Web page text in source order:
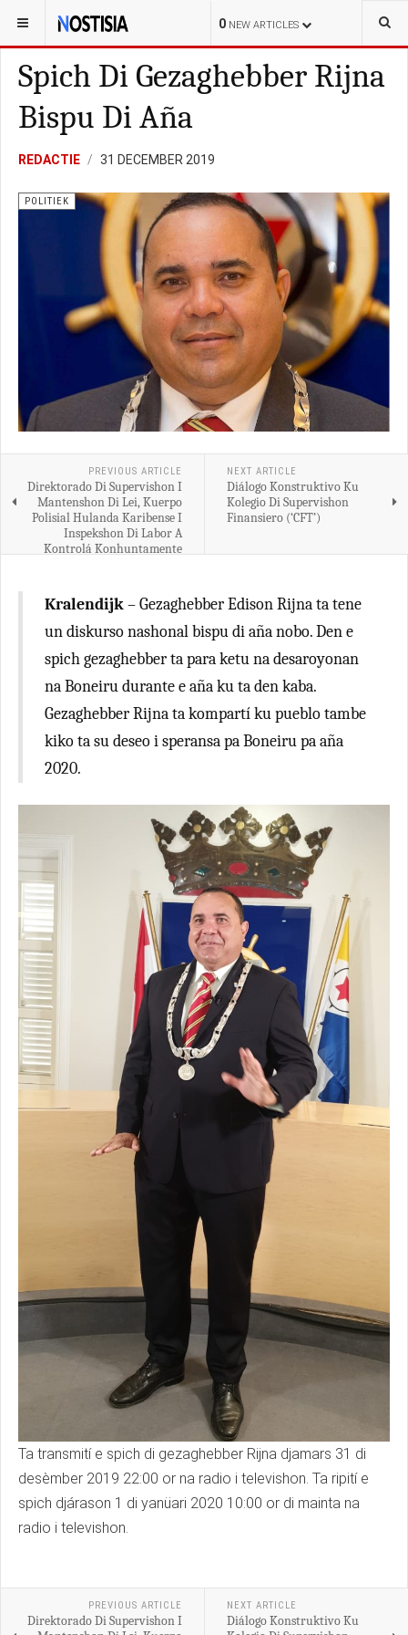
0 NEW ARTICLES
YOU ARE HERE: BONAIRE POLITIEK
Spich Di Gezaghebber Rijna
Bispu Di Aña
REDACTIE 31 DECEMBER 2019
POLITIEK
PREVIOUS ARTICLE
Direktorado Di Supervishon I
Mantenshon Di Lei, Kuerpo
Polisial Hulanda Karibense I
Inspekshon Di Labor A
Kontrolá Konhuntamente
NEXT ARTICLE
Diálogo Konstruktivo Ku
Kolegio Di Supervishon
Finansiero (‘CFT’)
Kralendijk– Gezaghebber Edison Rijna ta tene
un diskurso nashonal bispu di aña nobo. Den e
spich gezaghebber ta para ketu na desaroyonan
na Boneiru durante e aña ku ta den kaba.
Gezaghebber Rijna ta kompartí ku pueblo tambe
kiko ta su deseo i speransa pa Boneiru pa aña
2020.
Ta transmití e spich di gezaghebber Rijna djamars 31 di
desèmber 2019 22:00 or na radio i televishon. Ta ripití e
spich djárason 1 di yanüari 2020 10:00 or di mainta na
radio i televishon.
PREVIOUS ARTICLE
Direktorado Di Supervishon I
NEXT ARTICLE
Diálogo Konstruktivo Ku